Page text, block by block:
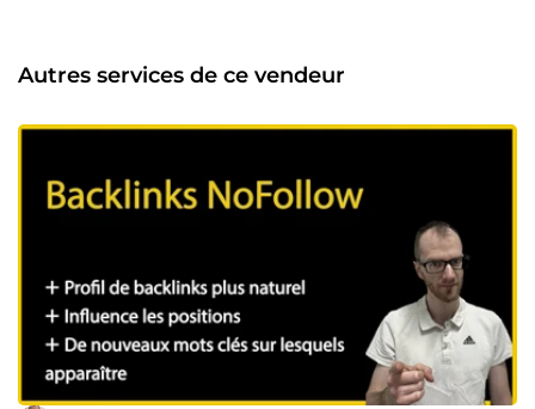
Autres services de ce vendeur